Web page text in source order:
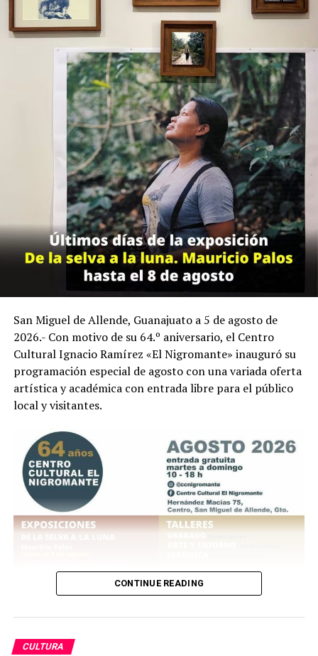
Participaron en dinámicas interactivas sobre la
evolución de los juegos de pelota ancestrales y
modernos, promoviendo el trabajo en equipo y la
actividad física.
Sobre el impacto del viaje, Héctor Eduardo Enríquez
Lara, Jefe del Departamento para la Convivencia Escolar
en la Delegación II, subrayó que la educación debe
trascender los muros del salón de clases.
El modelo de República Escolar se consolida en San José
de Iturbide como una plataforma práctica donde la
juventud ejerce la representación democrática, el
trabajo colaborativo y la toma de decisiones enfocadas
en el bienestar de sus comunidades escolares.
San Miguel de Allende, Guanajuato a 5 de agosto de
2026.- Con motivo de su 64.º aniversario, el Centro
Cultural Ignacio Ramírez «El Nigromante» inauguró su
programación especial de agosto con una variada oferta
artística y académica con entrada libre para el público
local y visitantes.
CONTINUE READING
CULTURA